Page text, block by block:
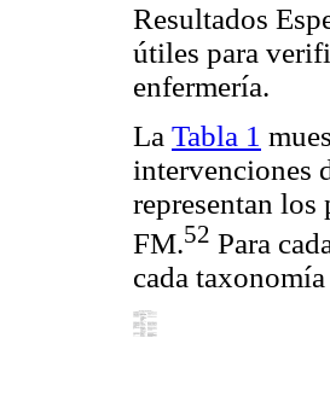
Resultados
útiles para
enfermería.
La Tabla 1
intervenciones
representan los
FM.52 Para
cada